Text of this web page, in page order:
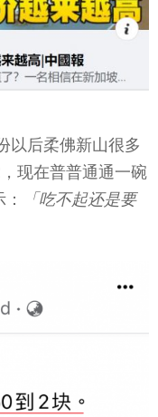
以后柔佛新山很多
现在普普通通一碗
「吃不起还是要